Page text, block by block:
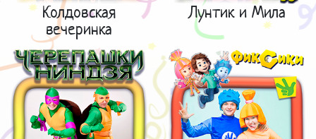
Колдовская
вечеринка
Лунтик и Мила